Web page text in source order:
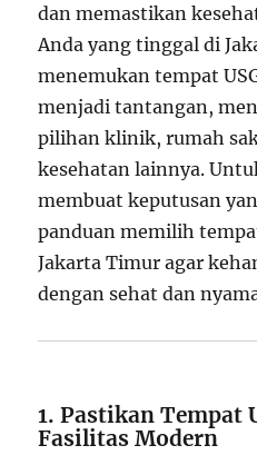
dan memastikan
Anda yang tinggal di
menemukan tempat
menjadi tantangan,
pilihan klinik, rumah
kesehatan lainnya.
membuat keputusan
panduan memilih
Jakarta Timur agar
dengan sehat dan
1. Pastikan Tempat
Fasilitas Modern